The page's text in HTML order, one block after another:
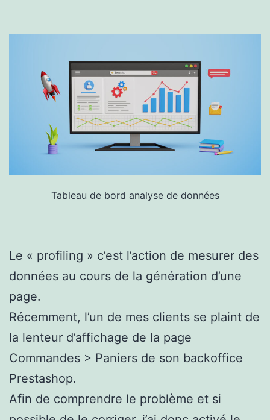
Tableau de bord analyse de données
Le « profiling » c’est l’action de mesurer des
données au cours de la génération d’une
page.
Récemment, l’un de mes clients se plaint de
la lenteur d’affichage de la page
Commandes > Paniers de son backoffice
Prestashop.
Afin de comprendre le problème et si